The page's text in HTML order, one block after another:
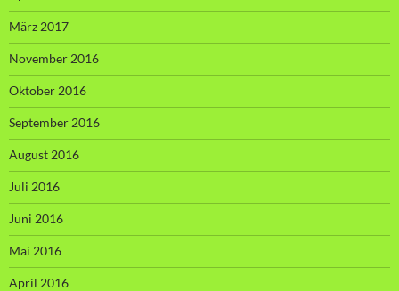
März 2017
November 2016
Oktober 2016
September 2016
August 2016
Juli 2016
Juni 2016
Mai 2016
April 2016